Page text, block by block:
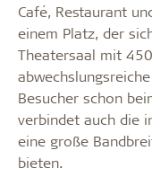
Café, Restaurant
einem Platz, der
Theatersaal mit
Besucher schon
verbindet auch die
eine große
bieten.